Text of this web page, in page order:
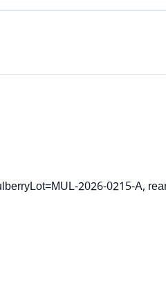
2026-0215-A,